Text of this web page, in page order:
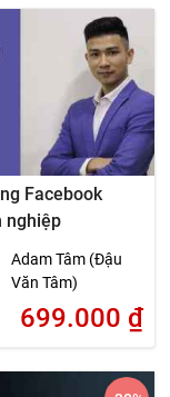
Facebook
nghiệp
Adam Tâm (Đậu
Văn Tâm)
699.000 ₫